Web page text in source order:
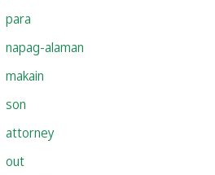
para
napag-alaman
makain
son
attorney
out